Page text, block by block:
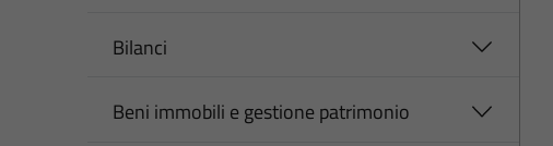
Bilanci
Beni immobili e gestione patrimonio